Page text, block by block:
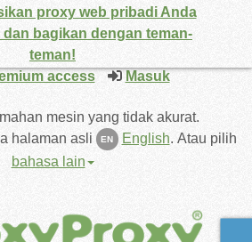
access Masuk
mesin yang tidak akurat.
halaman asli
EN English. Atau pilih
bahasa lain
proxy web pribadi Anda
bagikan dengan teman-
teman!